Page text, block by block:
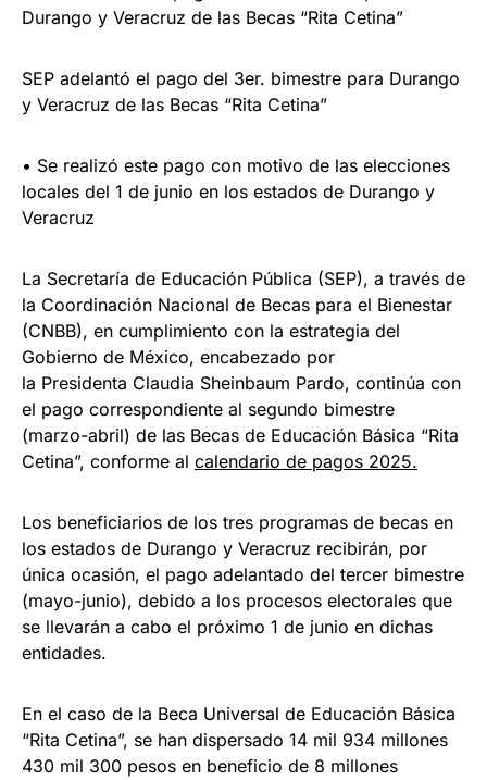
SEP adelantó el pago del 3er. bimestre para Durango
y Veracruz de las Becas “Rita Cetina”
• Se realizó este pago con motivo de las elecciones
locales del 1 de junio en los estados de Durango y
Veracruz
La Secretaría de Educación Pública (SEP), a través de
la Coordinación Nacional de Becas para el Bienestar
(CNBB), en cumplimiento con la estrategia del
Gobierno de México, encabezado por
la Presidenta Claudia Sheinbaum Pardo, continúa con
el pago correspondiente al segundo bimestre
(marzo-abril) de las Becas de Educación Básica “Rita
Cetina”, conforme al calendario de pagos 2025.
Los beneficiarios de los tres programas de becas en
los estados de Durango y Veracruz recibirán, por
única ocasión, el pago adelantado del tercer bimestre
(mayo-junio), debido a los procesos electorales que
se llevarán a cabo el próximo 1 de junio en dichas
entidades.
En el caso de la Beca Universal de Educación Básica
“Rita Cetina”, se han dispersado 14 mil 934 millones
430 mil 300 pesos en beneficio de 8 millones